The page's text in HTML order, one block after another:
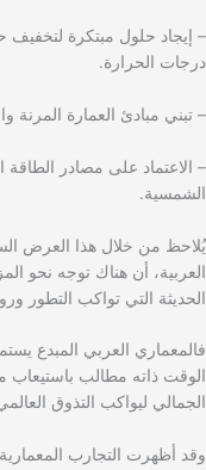
– إيجاد حلول مبتكرة لتخفيف
درجات الحرارة.
– تبني مبادئ العمارة المرنة
– الاعتماد على مصادر
الشمسية.
يُلاحظ من خلال هذا العرض
العربية، أن هناك توجه نحو
الحديثة التي تواكب التطور
فالمعماري العربي المبدع
الوقت ذاته مطالب باستيعاب
الجمالي ليواكب التذوق
وقد أظهرت التجارب